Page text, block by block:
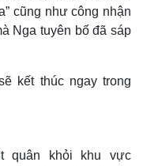
cũng như công nhận
Nga tuyên bố đã sáp
kết thúc ngay trong
quân khỏi khu vực